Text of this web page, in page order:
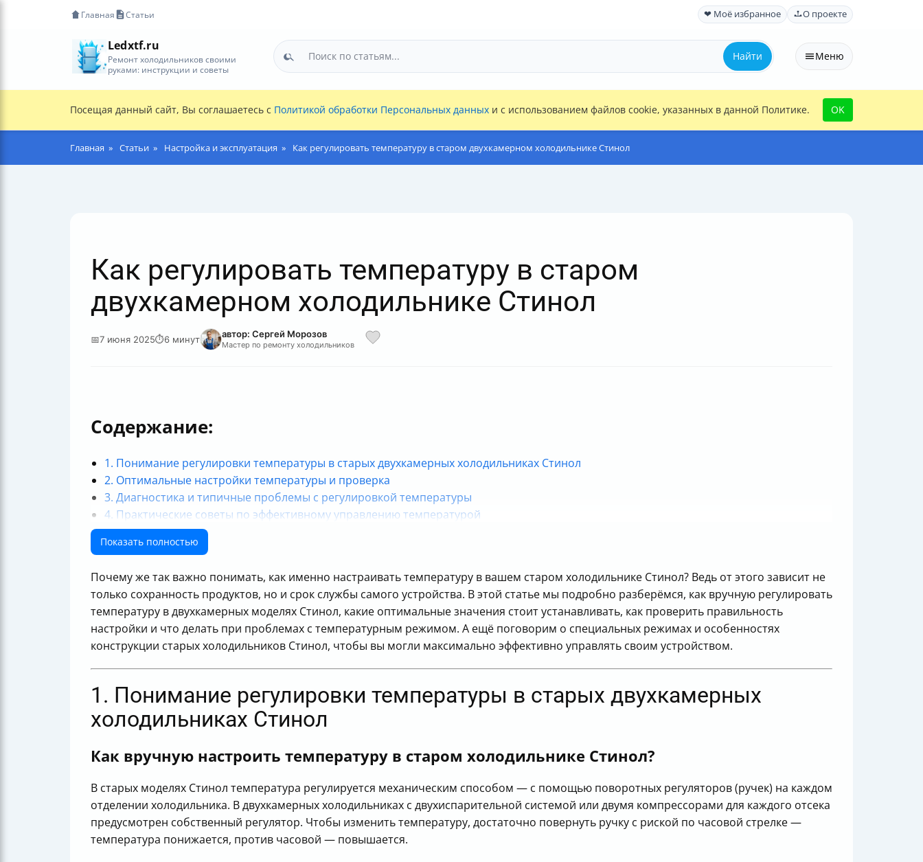
Главная Статьи ❤ Моё избранное О проекте
Ledxtf.ru
Ремонт холодильников своими
руками: инструкции и советы
Найти Меню
Посещая данный сайт, Вы соглашаетесь с Политикой обработки Персональных данных и с использованием файлов cookie, указанных в данной Политике. OK
Главная Статьи Настройка и эксплуатация Как регулировать температуру в старом двухкамерном холодильнике Стинол
Как регулировать температуру в старом
двухкамерном холодильнике Стинол
📅7 июня 2025⏱6 минут автор: Сергей Морозов
Мастер по ремонту холодильников
Содержание:
1. Понимание регулировки температуры в старых двухкамерных холодильниках Стинол
2. Оптимальные настройки температуры и проверка
3. Диагностика и типичные проблемы с регулировкой температуры
4. Практические советы по эффективному управлению температурой
5. Особые функции и их влияние на температуру
Итог
Показать полностью
Почему же так важно понимать, как именно настраивать температуру в вашем старом холодильнике Стинол? Ведь от этого зависит не
только сохранность продуктов, но и срок службы самого устройства. В этой статье мы подробно разберёмся, как вручную регулировать
температуру в двухкамерных моделях Стинол, какие оптимальные значения стоит устанавливать, как проверить правильность
настройки и что делать при проблемах с температурным режимом. А ещё поговорим о специальных режимах и особенностях
конструкции старых холодильников Стинол, чтобы вы могли максимально эффективно управлять своим устройством.
1. Понимание регулировки температуры в старых двухкамерных
холодильниках Стинол
Как вручную настроить температуру в старом холодильнике Стинол?
В старых моделях Стинол температура регулируется механическим способом — с помощью поворотных регуляторов (ручек) на каждом
отделении холодильника. В двухкамерных холодильниках с двухиспарительной системой или двумя компрессорами для каждого отсека
предусмотрен собственный регулятор. Чтобы изменить температуру, достаточно повернуть ручку с риской по часовой стрелке —
температура понижается, против часовой — повышается.